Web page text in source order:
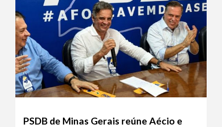
PSDB de Minas Gerais reúne Aécio e